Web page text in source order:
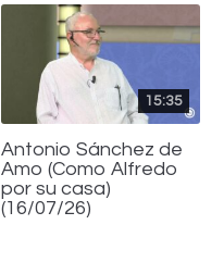
15:35
Antonio Sánchez de
Amo (Como Alfredo
por su casa)
(16/07/26)